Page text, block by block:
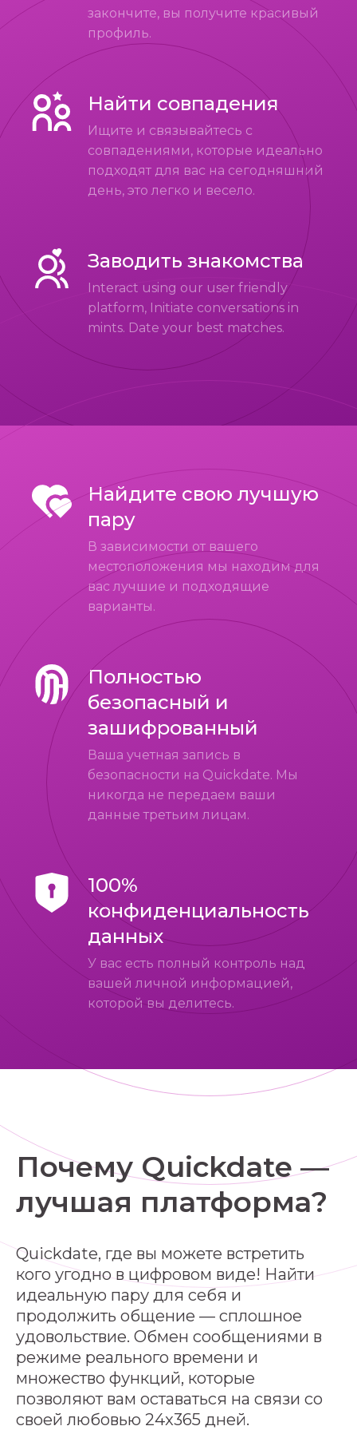
закончите, вы получите красивый
профиль.
Найти совпадения
Ищите и связывайтесь с
совпадениями, которые идеально
подходят для вас на сегодняшний
день, это легко и весело.
Заводить знакомства
Interact using our user friendly
platform, Initiate conversations in
mints. Date your best matches.
Найдите свою лучшую
пару
В зависимости от вашего
местоположения мы находим для
вас лучшие и подходящие
варианты.
Полностью
безопасный и
зашифрованный
Ваша учетная запись в
безопасности на Quickdate. Мы
никогда не передаем ваши
данные третьим лицам.
100%
конфиденциальность
данных
У вас есть полный контроль над
вашей личной информацией,
которой вы делитесь.
Почему Quickdate —
лучшая платформа?
Quickdate, где вы можете встретить
кого угодно в цифровом виде! Найти
идеальную пару для себя и
продолжить общение — сплошное
удовольствие. Обмен сообщениями в
режиме реального времени и
множество функций, которые
позволяют вам оставаться на связи со
своей любовью 24x365 дней.